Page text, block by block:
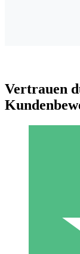
Zahlen Sie
Vertrauen